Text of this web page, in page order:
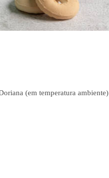
(em temperatura ambiente)